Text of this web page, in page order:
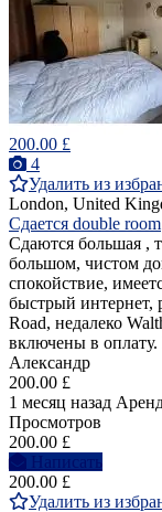
200.00 £
4
Удалить из
London, United
Сдается double room
Сдаются большая ,
большом, чистом
спокойствие,
быстрый интернет,
Road, недалеко
включены в оплату.
Александр
200.00 £
1 месяц назад
Просмотров
200.00 £
Написать
200.00 £
Удалить из